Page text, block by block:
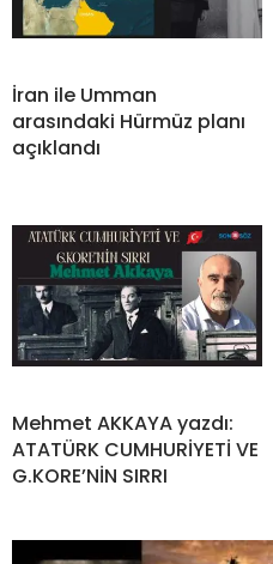
İran ile Umman
arasındaki Hürmüz planı
açıklandı
Mehmet AKKAYA yazdı:
ATATÜRK CUMHURİYETİ VE
G.KORE’NİN SIRRI